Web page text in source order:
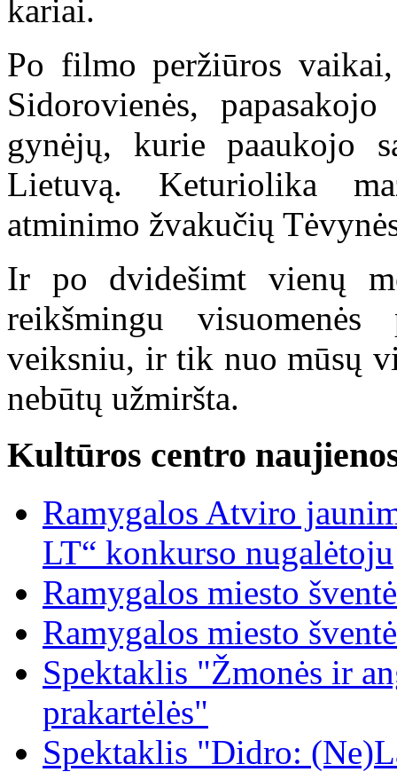
kariai.
Po filmo peržiūros
Sidorovienės,
gynėjų, kurie paaukojo
Lietuvą. Keturiolika
atminimo žvakučių
Ir po dvidešimt vienų
reikšmingu visuomenės
veiksniu, ir tik nuo mūsų
nebūtų užmiršta.
Kultūros centro
Ramygalos Atviro
LT“ konkurso nugalėtoju
Ramygalos miesto šventė
Ramygalos miesto šventė
Spektaklis "Žmonės ir
prakartėlės"
Spektaklis "Didro: